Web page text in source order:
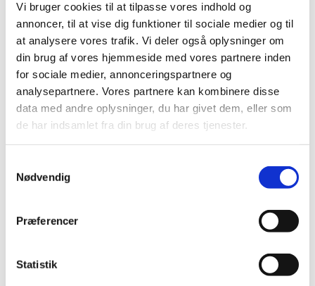
Vi bruger cookies til at tilpasse vores indhold og
annoncer, til at vise dig funktioner til sociale medier og til
at analysere vores trafik. Vi deler også oplysninger om
din brug af vores hjemmeside med vores partnere inden
for sociale medier, annonceringspartnere og
analysepartnere. Vores partnere kan kombinere disse
data med andre oplysninger, du har givet dem, eller som
de har indsamlet fra din brug af deres tjenester.
Nødvendig
Præferencer
Statistik
Braltus® får generelt tilskud
|4. juli 2016|
Lægemiddelstyrelsen har besluttet, at Braltus® skal have
generelt tilskud. Braltus® indeholder tiotropium og…
Bedre adgang til patientdata i kliniske forsøg
for monitorer og GCP-inspektører
Lægemiddelstyrelsens inspektører får nu direkte adgang
Forventet mangel på næsesalve mod MRSA
Lægemiddelsstyrelsen forventer, at der frem til midt i juli